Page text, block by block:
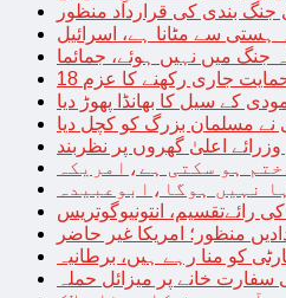
بندی کی قرارداد منظور
سے مٹانا ہے، اسرائیل
حمایت جاری رکھنے کا عزم
کے سیل کا بھانڈا پھوڑ دیا
مسلمان بزرگ کو کچل دیا
اعلیٰ گھروں پر نظربند
ہو سکتی ہے،امریکہ
نہیں ہوگا،ابوعبیدہ
انتونیوگوتریس
کو منا رہے ہیں، برطانیہ
خانے پر میزائل حملہ